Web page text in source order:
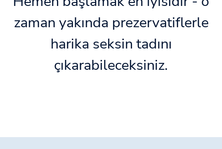
zaman yakında prezervatiflerle
harika seksin tadını
çıkarabileceksiniz.